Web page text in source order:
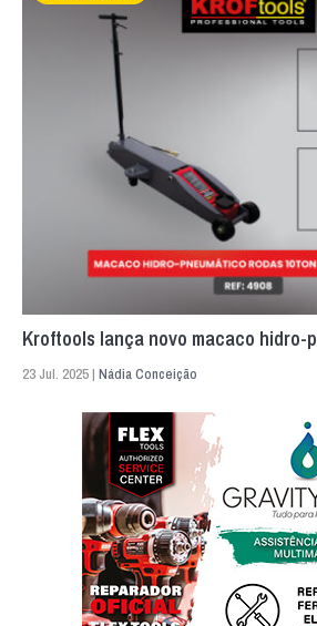
Kroftools lança novo macaco hidro-
23 Jul. 2025 | Nádia Conceição